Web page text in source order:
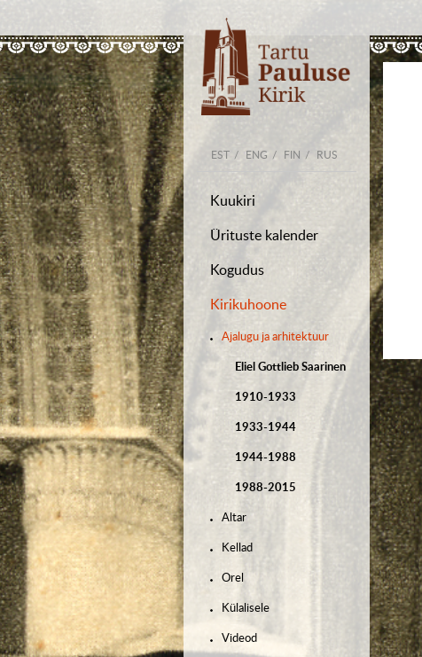
EST ENG FIN RUS
Kuukiri
Ürituste kalender
Kogudus
Kirikuhoone
Ajalugu ja arhitektuur
Eliel Gottlieb Saarinen
1910-1933
1933-1944
1944-1988
1988-2015
Altar
Kellad
Orel
Külalisele
Videod